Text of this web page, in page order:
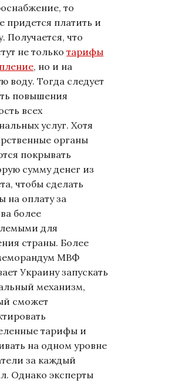
то
придется платить и
Получается, что
не только тарифы
, но и на
воду. Тогда следует
повышения
всех
услуг. Хотя
органы
покрывать
сумму денег из
чтобы сделать
на оплату за
более
для
страны. Более
МВФ
Украину запускать
механизм,
сможет
тарифы и
на одном уровне
за каждый
Однако эксперты